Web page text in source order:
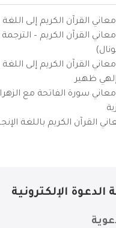
القرآن الكريم إلى اللغة
القرآن الكريم –
القرآن الكريم إلى اللغة
ظهير
سورة الفاتحة مع
القرآن الكريم باللغة
الدعوة الإلكترونية